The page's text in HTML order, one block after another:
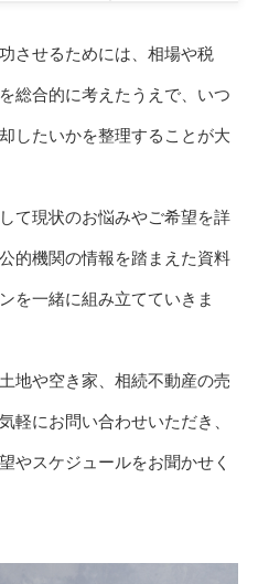
させるためには、相場や税
総合的に考えたうえで、いつ
したいかを整理することが大
て現状のお悩みやご希望を詳
的機関の情報を踏まえた資料
を一緒に組み立てていきま
地や空き家、相続不動産の売
軽にお問い合わせいただき、
やスケジュールをお聞かせく